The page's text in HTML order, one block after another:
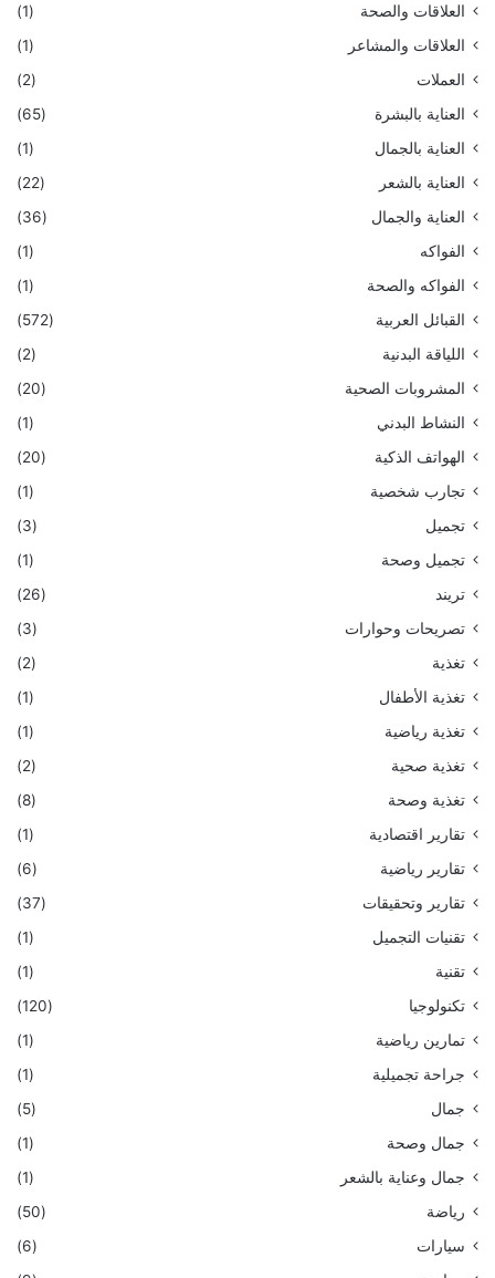
العلاقات والصحة
(1)
العلاقات والمشاعر
(1)
العملات
(2)
العناية بالبشرة
(65)
العناية بالجمال
(1)
العناية بالشعر
(22)
العناية والجمال
(36)
الفواكه
(1)
الفواكه والصحة
(1)
القبائل العربية
(572)
اللياقة البدنية
(2)
المشروبات الصحية
(20)
النشاط البدني
(1)
الهواتف الذكية
(20)
تجارب شخصية
(1)
تجميل
(3)
تجميل وصحة
(1)
تريند
(26)
تصريحات وحوارات
(3)
تغذية
(2)
تغذية الأطفال
(1)
تغذية رياضية
(1)
تغذية صحية
(2)
تغذية وصحة
(8)
تقارير اقتصادية
(1)
تقارير رياضية
(6)
تقارير وتحقيقات
(37)
تقنيات التجميل
(1)
تقنية
(1)
تكنولوجيا
(120)
تمارين رياضية
(1)
جراحة تجميلية
(1)
جمال
(5)
جمال وصحة
(1)
جمال وعناية بالشعر
(1)
رياضة
(50)
سيارات
(6)